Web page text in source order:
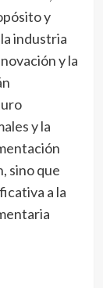
y
industria
y la
y la
sino que
a la